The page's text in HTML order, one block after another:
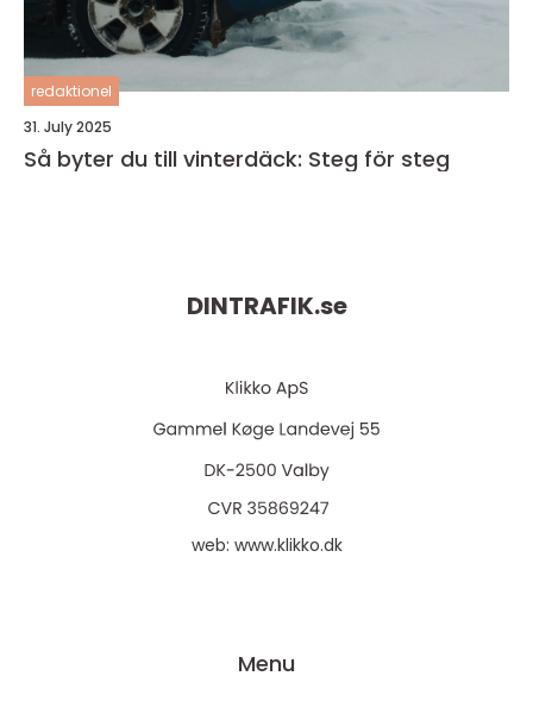
redaktionel
31. July 2025
Så byter du till vinterdäck: Steg för steg
DINTRAFIK.se
web: www.klikko.dk
Menu